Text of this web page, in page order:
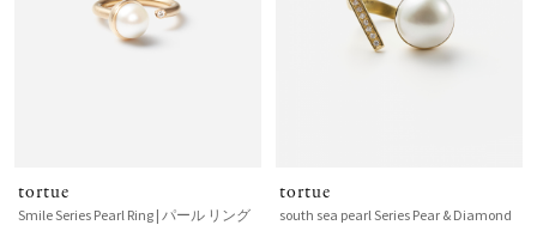
tortue
Smile Series Pearl Ring | パール リング
tortue
south sea pearl Series Pear & Diamond